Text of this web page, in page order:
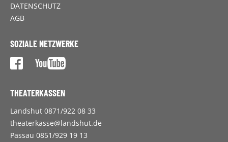
DATENSCHUTZ
AGB
SOZIALE NETZWERKE
THEATERKASSEN
Landshut 0871/922 08 33
theaterkasse@landshut.de
Passau 0851/929 19 13